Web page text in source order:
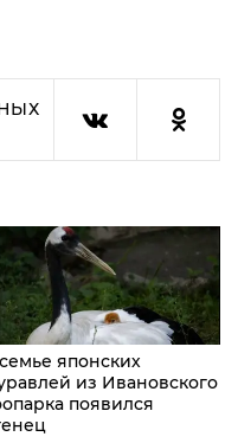
японских
из Ивановского
появился